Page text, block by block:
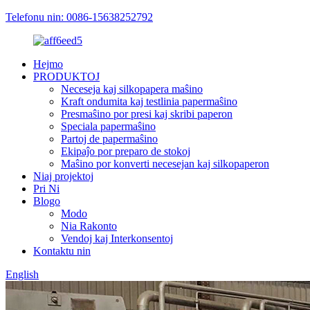
Telefonu nin: 0086-15638252792
Hejmo
PRODUKTOJ
Neceseja kaj silkopapera maŝino
Kraft ondumita kaj testlinia papermaŝino
Presmaŝino por presi kaj skribi paperon
Speciala papermaŝino
Partoj de papermaŝino
Ekipaĵo por preparo de stokoj
Maŝino por konverti necesejan kaj silkopaperon
Niaj projektoj
Pri Ni
Blogo
Modo
Nia Rakonto
Vendoj kaj Interkonsentoj
Kontaktu nin
English